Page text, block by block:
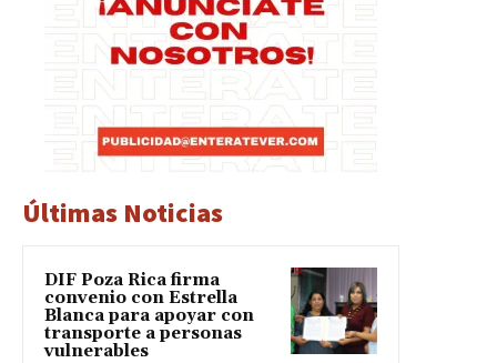
Últimas Noticias
DIF Poza Rica firma
convenio con Estrella
Blanca para apoyar con
transporte a personas
vulnerables